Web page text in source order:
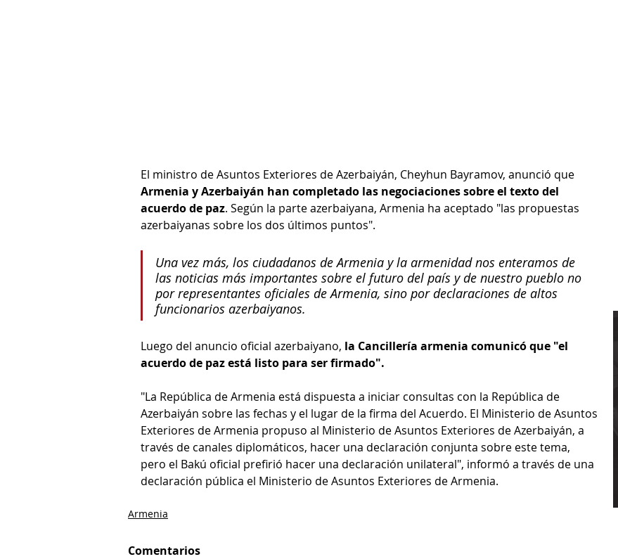
El ministro de Asuntos Exteriores de Azerbaiyán, Cheyhun Bayramov, anunció que
Armenia y Azerbaiyán han completado las negociaciones sobre el texto del
acuerdo de paz. Según la parte azerbaiyana, Armenia ha aceptado "las propuestas
azerbaiyanas sobre los dos últimos puntos".
Una vez más, los ciudadanos de Armenia y la armenidad nos enteramos de
las noticias más importantes sobre el futuro del país y de nuestro pueblo no
por representantes oficiales de Armenia, sino por declaraciones de altos
funcionarios azerbaiyanos.
Luego del anuncio oficial azerbaiyano, la Cancillería armenia comunicó que "el
acuerdo de paz está listo para ser firmado".
"La República de Armenia está dispuesta a iniciar consultas con la República de
Azerbaiyán sobre las fechas y el lugar de la firma del Acuerdo. El Ministerio de Asuntos
Exteriores de Armenia propuso al Ministerio de Asuntos Exteriores de Azerbaiyán, a
través de canales diplomáticos, hacer una declaración conjunta sobre este tema,
pero el Bakú oficial prefirió hacer una declaración unilateral", informó a través de una
declaración pública el Ministerio de Asuntos Exteriores de Armenia.
Armenia
Comentarios